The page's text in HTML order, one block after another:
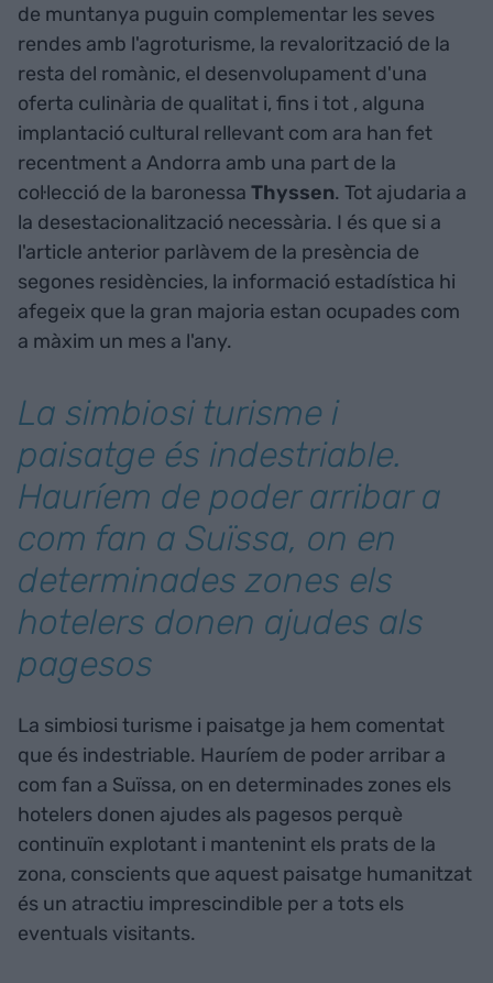
de muntanya puguin complementar les seves
rendes amb l'agroturisme, la revalorització de la
resta del romànic, el desenvolupament d'una
oferta culinària de qualitat i, fins i tot , alguna
implantació cultural rellevant com ara han fet
recentment a Andorra amb una part de la
col·lecció de la baronessa Thyssen. Tot ajudaria a
la desestacionalització necessària. I és que si a
l'article anterior parlàvem de la presència de
segones residències, la informació estadística hi
afegeix que la gran majoria estan ocupades com
a màxim un mes a l'any.
La simbiosi turisme i
paisatge és indestriable.
Hauríem de poder arribar a
com fan a Suïssa, on en
determinades zones els
hotelers donen ajudes als
pagesos
La simbiosi turisme i paisatge ja hem comentat
que és indestriable. Hauríem de poder arribar a
com fan a Suïssa, on en determinades zones els
hotelers donen ajudes als pagesos perquè
continuïn explotant i mantenint els prats de la
zona, conscients que aquest paisatge humanitzat
és un atractiu imprescindible per a tots els
eventuals visitants.